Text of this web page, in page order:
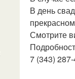
В день
Смотрите
7 (343)